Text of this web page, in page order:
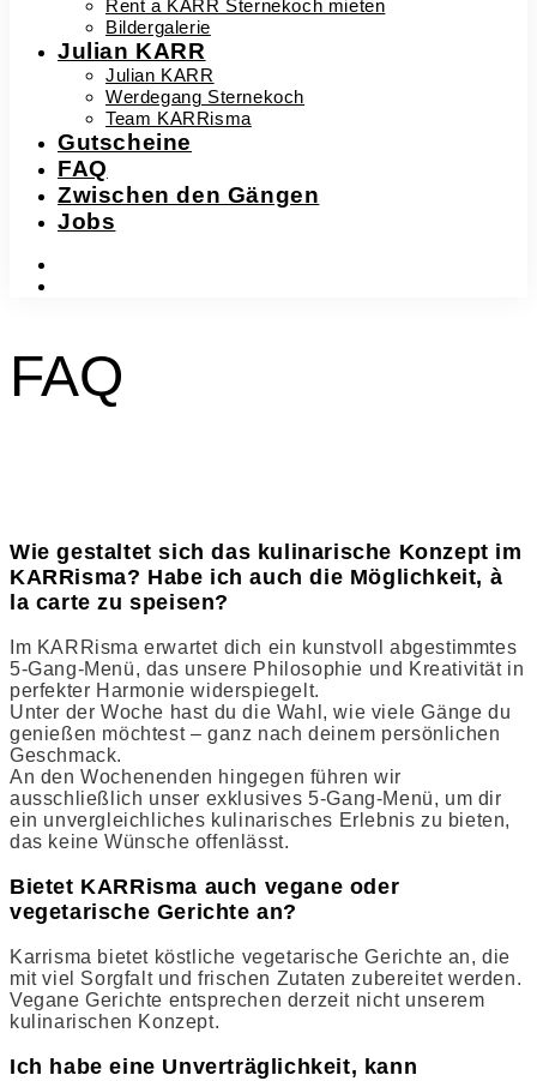
Rent a KARR Sternekoch mieten
Bildergalerie
Julian KARR
Julian KARR
Werdegang Sternekoch
Team KARRisma
Gutscheine
FAQ
Zwischen den Gängen
Jobs
FAQ
Wie gestaltet sich das kulinarische Konzept im
KARRisma? Habe ich auch die Möglichkeit, à
la carte zu speisen?
Im KARRisma erwartet dich ein kunstvoll abgestimmtes
5-Gang-Menü, das unsere Philosophie und Kreativität in
perfekter Harmonie widerspiegelt.
Unter der Woche hast du die Wahl, wie viele Gänge du
genießen möchtest – ganz nach deinem persönlichen
Geschmack.
An den Wochenenden hingegen führen wir
ausschließlich unser exklusives 5-Gang-Menü, um dir
ein unvergleichliches kulinarisches Erlebnis zu bieten,
das keine Wünsche offenlässt.
Bietet KARRisma auch vegane oder
vegetarische Gerichte an?
Karrisma bietet köstliche vegetarische Gerichte an, die
mit viel Sorgfalt und frischen Zutaten zubereitet werden.
Vegane Gerichte entsprechen derzeit nicht unserem
kulinarischen Konzept.
Ich habe eine Unverträglichkeit, kann